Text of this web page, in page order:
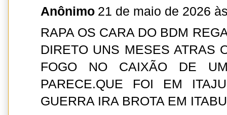
Anônimo 21 de maio de 2026
RAPA OS CARA DO BDM
DIRETO UNS MESES ATRAS
FOGO NO CAIXÃO DE
PARECE.QUE FOI EM
GUERRA IRA BROTA EM